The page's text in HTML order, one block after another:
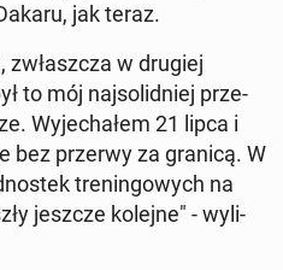
jak teraz.
zwłasz­cza w drugiej
to mój naj­so­lid­niej prze­
Wy­je­cha­łem 21 lipca i
bez przerwy za granicą. W
tre­nin­go­wych na
jeszcze kolejne" - wy­li­